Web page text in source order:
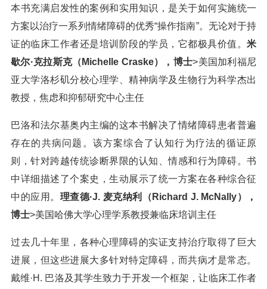
本书充满启发性的案例和实用知识，是关于如何实施统一
方案以治疗一系列情绪障碍的优秀“操作指南”。无论对于持
证的临床工作者还是培训阶段的学员，它都极具价值。 米
歇尔·克拉斯克（Michelle Craske），博士>美国加利福尼
亚大学洛杉矶分校心理学、精神病学及生物行为科学杰出
教授，焦虑和抑郁研究中心主任
巴洛和法尔基奥内主编的这本书解决了情绪障碍患者普遍
存在的共病问题。该方案综合了认知行为疗法的循证原
则，针对跨越传统诊断界限的认知、情感和行为障碍。书
中详细描述了个案史，生动展示了统一方案在各种综合征
中的应用。 理查德·J. 麦克纳利（Richard J. McNally），
博士>美国哈佛大学心理学系教授兼临床培训主任
过去几十年里，各种心理障碍的实证支持治疗取得了巨大
进展，但这些进展大多针对特定障碍，而共病才是常态。
戴维·H. 巴洛及其学生致力于开发一个框架，让临床工作者